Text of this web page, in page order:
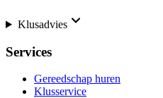
Klusadvies
Services
Gereedschap huren
Klusservice